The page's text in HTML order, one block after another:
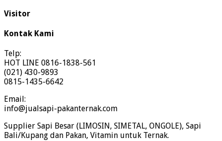
Visitor
Kontak Kami
Telp:
HOT LINE 0816-1838-561
(021) 430-9893
0815-1435-6642
Email:
info@jualsapi-pakanternak.com
Supplier Sapi Besar (LIMOSIN, SIMETAL, ONGOLE), Sapi
Bali/Kupang dan Pakan, Vitamin untuk Ternak.